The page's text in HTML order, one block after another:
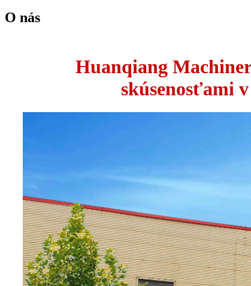
O nás
Huanqiang
skúsenosťami